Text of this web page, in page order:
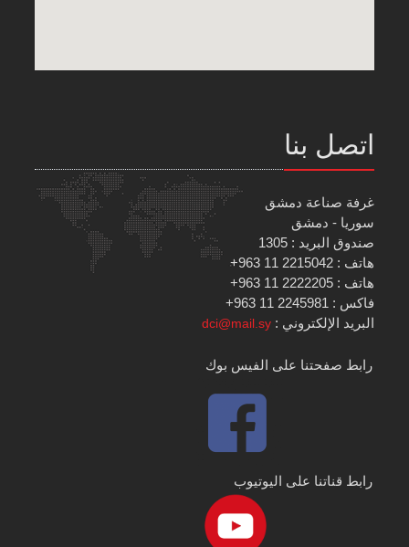
اتصل بنا
غرفة صناعة دمشق
سوريا - دمشق
صندوق البريد : 1305
هاتف : 2215042 11 963+
هاتف : 2222205 11 963+
فاكس : 2245981 11 963+
البريد الإلكتروني :dci@mail.sy
رابط صفحتنا على الفيس بوك
رابط قناتنا على اليوتيوب